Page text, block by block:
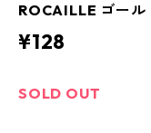
ROCAILLE ゴール
¥128
SOLD OUT